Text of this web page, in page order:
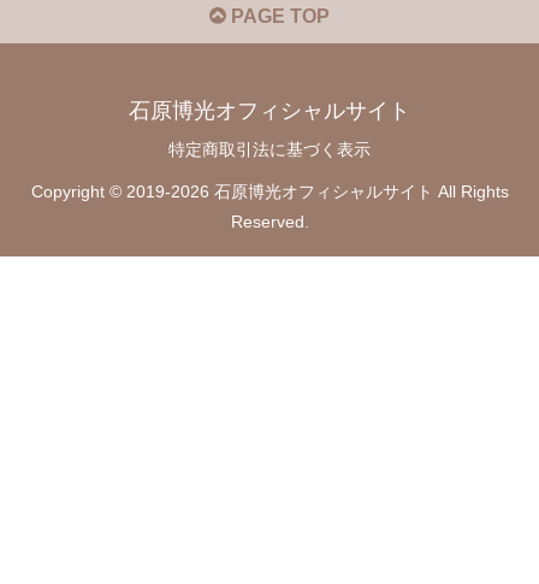
PAGE TOP
石原博光オフィシャルサイト
特定商取引法に基づく表示
Copyright © 2019-2026 石原博光オフィシャルサイト All Rights
Reserved.